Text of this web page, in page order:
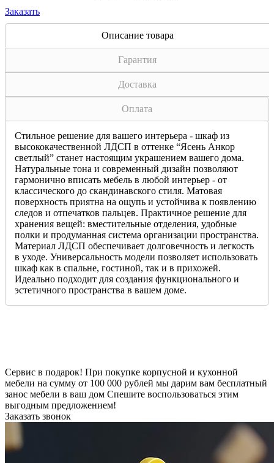
Заказать
Описание товара
Гарантия
Доставка
Оплата
Стильное решение для вашего интерьера - шкаф из
высококачественной ЛДСП в оттенке “Ясень Анкор
светлый” станет настоящим украшением вашего дома.
Натуральные тона и современный дизайн позволяют
гармонично вписать мебель в любой интерьер - от
классического до скандинавского стиля. Матовая
поверхность приятна на ощупь и устойчива к появлению
следов и отпечатков пальцев. Практичное решение для
хранения вещей: вместительные отделения, удобные
полки и продуманная система организации пространства.
Материал ЛДСП обеспечивает долговечность и легкость
в уходе. Универсальность модели позволяет использовать
шкаф как в спальне, гостиной, так и в прихожей.
Идеально подходит для создания функционального и
эстетичного пространства в вашем доме.
Сервис в подарок! При покупке корпусной и кухонной
мебели на сумму от 100 000 рублей мы дарим вам бесплатный
занос мебели в ваш дом Спешите воспользоваться этим
выгодным предложением!
Заказать звонок